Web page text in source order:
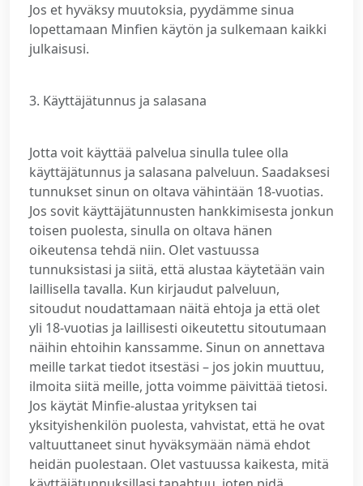
Jos et hyväksy muutoksia, pyydämme sinua
lopettamaan Minfien käytön ja sulkemaan kaikki
julkaisusi.
3. Käyttäjätunnus ja salasana
Jotta voit käyttää palvelua sinulla tulee olla
käyttäjätunnus ja salasana palveluun. Saadaksesi
tunnukset sinun on oltava vähintään 18-vuotias.
Jos sovit käyttäjätunnusten hankkimisesta jonkun
toisen puolesta, sinulla on oltava hänen
oikeutensa tehdä niin. Olet vastuussa
tunnuksistasi ja siitä, että alustaa käytetään vain
laillisella tavalla. Kun kirjaudut palveluun,
sitoudut noudattamaan näitä ehtoja ja että olet
yli 18-vuotias ja laillisesti oikeutettu sitoutumaan
näihin ehtoihin kanssamme. Sinun on annettava
meille tarkat tiedot itsestäsi – jos jokin muuttuu,
ilmoita siitä meille, jotta voimme päivittää tietosi.
Jos käytät Minfie-alustaa yrityksen tai
yksityishenkilön puolesta, vahvistat, että he ovat
valtuuttaneet sinut hyväksymään nämä ehdot
heidän puolestaan. Olet vastuussa kaikesta, mitä